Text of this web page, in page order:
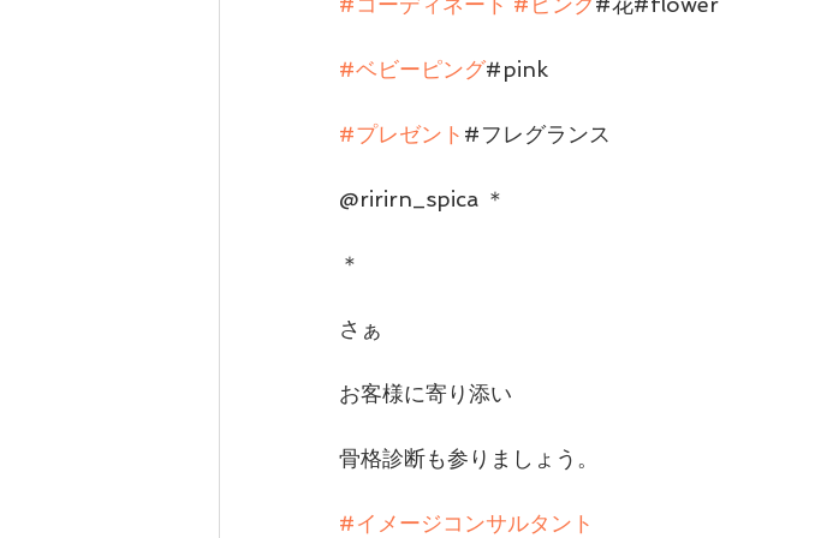
#ベビーピング#pink
#プレゼント #フレグランス
@ririrn_spica ＊
＊
さぁ
お客様に寄り添い
骨格診断も参りましょう。
#イメージコンサルタント